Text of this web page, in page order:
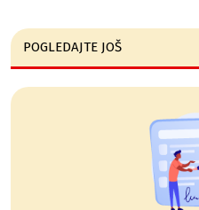
POGLEDAJTE JOŠ